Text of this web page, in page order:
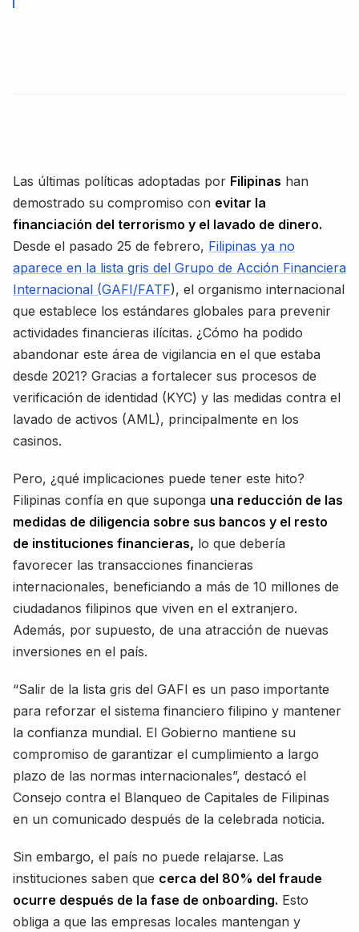
Las últimas políticas adoptadas por Filipinas han
demostrado su compromiso con evitar la
financiación del terrorismo y el lavado de dinero.
Desde el pasado 25 de febrero, Filipinas ya no
aparece en la lista gris del Grupo de Acción Financiera
Internacional (GAFI/FATF), el organismo internacional
que establece los estándares globales para prevenir
actividades financieras ilícitas. ¿Cómo ha podido
abandonar este área de vigilancia en el que estaba
desde 2021? Gracias a fortalecer sus procesos de
verificación de identidad (KYC) y las medidas contra el
lavado de activos (AML), principalmente en los
casinos.
Pero, ¿qué implicaciones puede tener este hito?
Filipinas confía en que suponga una reducción de las
medidas de diligencia sobre sus bancos y el resto
de instituciones financieras, lo que debería
favorecer las transacciones financieras
internacionales, beneficiando a más de 10 millones de
ciudadanos filipinos que viven en el extranjero.
Además, por supuesto, de una atracción de nuevas
inversiones en el país.
“Salir de la lista gris del GAFI es un paso importante
para reforzar el sistema financiero filipino y mantener
la confianza mundial. El Gobierno mantiene su
compromiso de garantizar el cumplimiento a largo
plazo de las normas internacionales”, destacó el
Consejo contra el Blanqueo de Capitales de Filipinas
en un comunicado después de la celebrada noticia.
Sin embargo, el país no puede relajarse. Las
instituciones saben que cerca del 80% del fraude
ocurre después de la fase de onboarding. Esto
obliga a que las empresas locales mantengan y